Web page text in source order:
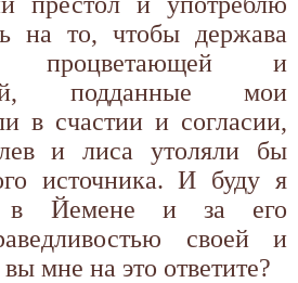
на то, чтобы держава
и
подданные мои
в счастии и согласии,
и лиса утоляли бы
источника. И буду я
в Йемене и за его
своей и
мне на это ответите?